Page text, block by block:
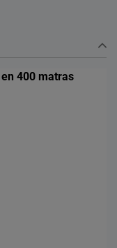
400 matras